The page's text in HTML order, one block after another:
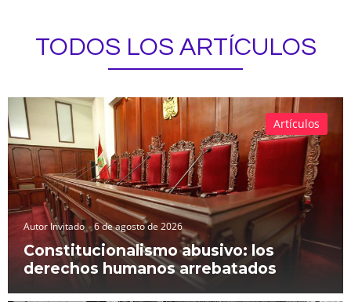
TODOS LOS ARTÍCULOS
Autor Invitado 6 de agosto de 2026
Constitucionalismo abusivo: los
derechos humanos arrebatados
Artículos